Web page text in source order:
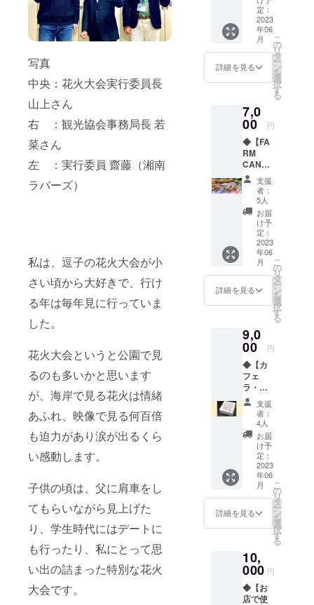
写真
中央：花火大会実行委員長
山上さん
右 ：観光協会事務局長 若
菜さん
左 ：実行委員 齋藤（湘南
ラバーズ）
私は、逗子の花火大会が小
さい頃から大好きで、行け
る年は毎年見に行っていま
した。
花火大会というと公園で見
るのも多いかと思います
が、海岸で見る花火は情緒
あふれ、映像で見る何百倍
も迫力があり涙が出るくら
い感動します。
子供の頃は、父に肩車をし
てもらいながら見上げた
り、学生時代にはデートに
も行ったり、私にとって思
い出の詰まった特別な花火
大会です。
後〜
2023年
12月31
日まで
※掲載方
法：お
示とな
りま
す。
本リ
ターン
の内容
を無断
で転
載・公
す。 ・
DVDの
発送連
絡は、
メール
にてご
連絡致
しま
す。 ・
花火が
中止に
なった
場合に
は、
『【FA
RM
CANNI
G】季節
本セッ
ト』を
お送り
致しま
す。 ※
詳細
は、リ
ターン
品一覧
をご覧
くださ
い。
＝ 静岡
の老舗
茶問屋
の濃厚
な抹
茶、ほ
うじ茶
と南米
産のル
クマパ
ウダー
をブレ
ンドし
た日本
初ルク
マ茶の
ギフト
セット
＼＼ル
クマと
は？？
／／ ★
三大栄
養素の
タンパ
もちろ
ん、食
物繊維
やビタ
ミン、
鉄、リ
ン、カ
ルシウ
ムなど
バラン
スよく
含まれ
た栄養
満点な
果物で
す。 ★
ペルー
のある
フルー
ツです
が、日
定：
2023
年06
月
詳細を見る
こ
の
リ
タ
ー
ン
を
選
択
す
る
7,0
00 円
◆【FA
RM
CANNI
G】季節
のびん
詰め３
本セッ
＝＝＝
＝＝＝
＝＝
ファー
ムキャ
ニング
合同会
社 もっ
い野菜
を生産
者さん
から仕
入れ、
ソース
や
ディッ
プのび
ん詰め
に加工
する
ファー
ムキャ
ニン
グ。 混
ぜるだ
けるだ
けで使
える便
利な野
菜の
支援
者：
5人
お届
け予
定：
2023
年06
月
詳細を見る
こ
の
リ
タ
ー
ン
を
選
択
す
る
9,0
00 円
◆【カ
フェ
ラ・
シャッ
ト・ロ
ンロン
「猫
缶」】
＝＝＝
＝＝＝
＝＝＝
＝ カ
フェ
ラ・
シャッ
ト・ロ
猫好き
な店の
代表、
伊東恭
子さん
支援
者：
4人
お届
け予
定：
2023
年06
月
詳細を見る
こ
の
リ
タ
ー
ン
を
選
択
す
る
10,
000 円
◆【お
店で使